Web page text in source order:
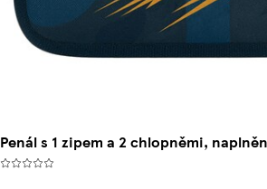
Penál s 1 zipem a 2 chlopněmi,